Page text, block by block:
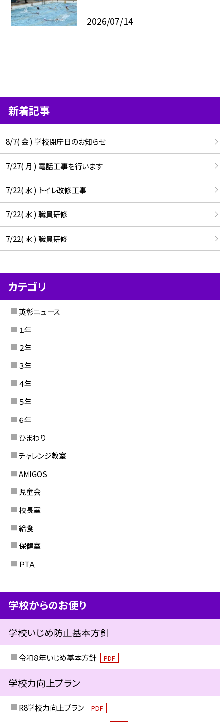
2026/07/14
新着記事
8/7( 金 ) 学校閉庁日のお知らせ
7/27( 月 ) 電話工事を行います
7/22( 水 ) トイレ改修工事
7/22( 水 ) 職員研修
7/22( 水 ) 職員研修
カテゴリ
英彰ニュース
１年
２年
３年
４年
５年
６年
ひまわり
チャレンジ教室
AMIGOS
児童会
校長室
給食
保健室
ＰＴＡ
学校からのお便り
学校いじめ防止基本方針
令和８年いじめ基本方針 PDF
学校力向上プラン
R8学校力向上プラン PDF